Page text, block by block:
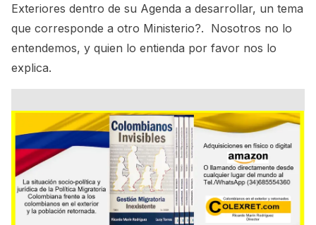
Exteriores dentro de su Agenda a desarrollar, un tema
que corresponde a otro Ministerio?. Nosotros no lo
entendemos, y quien lo entienda por favor nos lo
explica.